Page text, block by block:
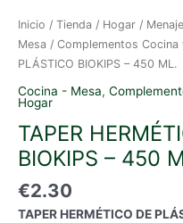
Inicio / Tienda / Hogar /
Mesa / Complementos Cocina
PLÁSTICO BIOKIPS – 450 ML.
Cocina - Mesa,
Hogar
TAPER
BIOKIPS – 450
€2.30
TAPER HERMÉTICO DE